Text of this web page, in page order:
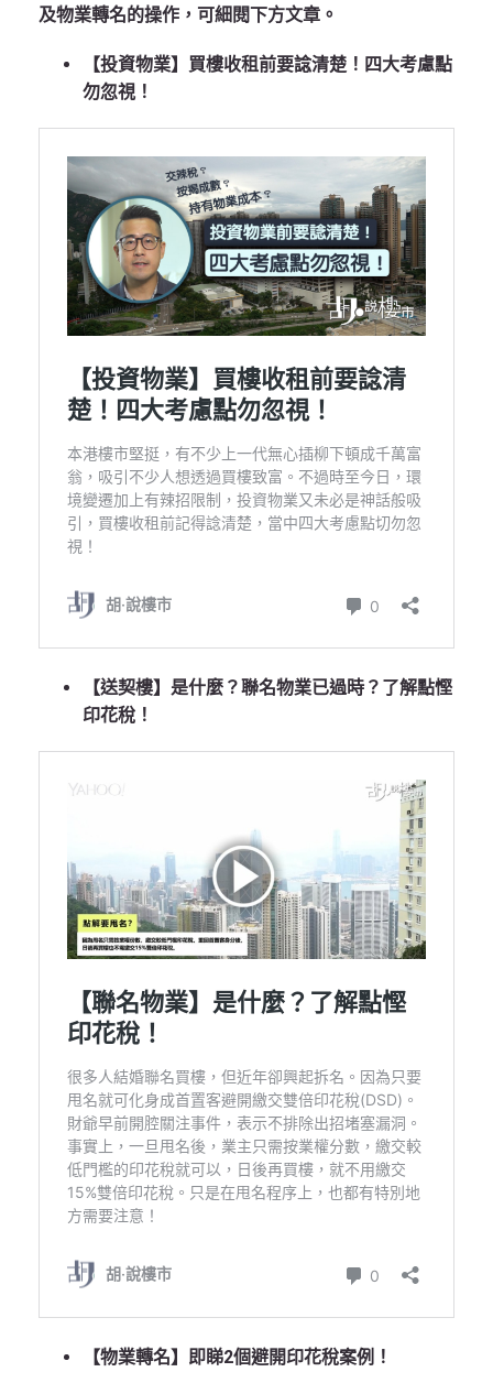
及物業轉名的操作，可細閱下方文章。
【投資物業】買樓收租前要諗清楚！四大考慮點
勿忽視！
【送契樓】是什麼？聯名物業已過時？了解點慳
印花稅！
【物業轉名】即睇2個避開印花稅案例！